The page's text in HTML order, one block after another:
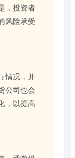
，投资者
风险承受
情况，并
公司也会
，以提高